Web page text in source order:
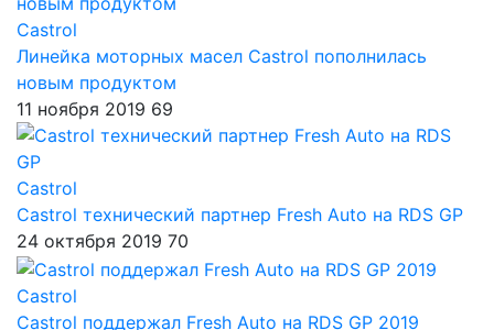
Castrol
Линейка моторных масел Castrol пополнилась
новым продуктом
11 ноября 2019 69
Castrol
Castrol технический партнер Fresh Auto на RDS GP
24 октября 2019 70
Castrol
Castrol поддержал Fresh Auto на RDS GP 2019